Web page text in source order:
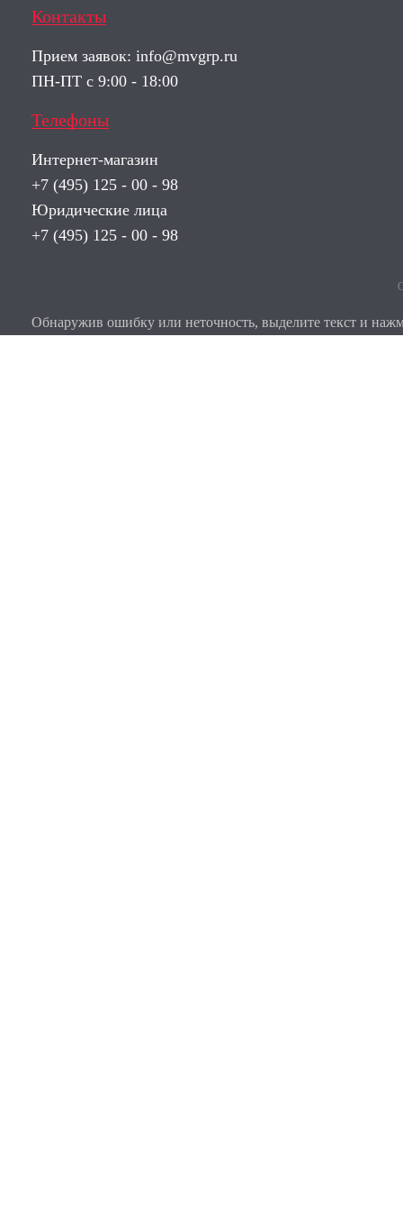
Контакты
Прием заявок: info@mvgrp.ru
ПН-ПТ с 9:00 - 18:00
Телефоны
Интернет-магазин
+7 (495) 125 - 00 - 98
Юридические лица
+7 (495) 125 - 00 - 98
Обнаружив ошибку или неточность, выделите текст и